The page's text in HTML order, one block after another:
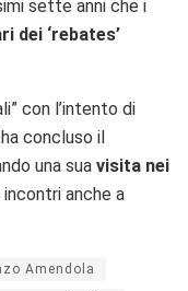
sette anni che i
dei ‘rebates’
con l’intento di
ha concluso il
una sua visita nei
anche a
Amendola